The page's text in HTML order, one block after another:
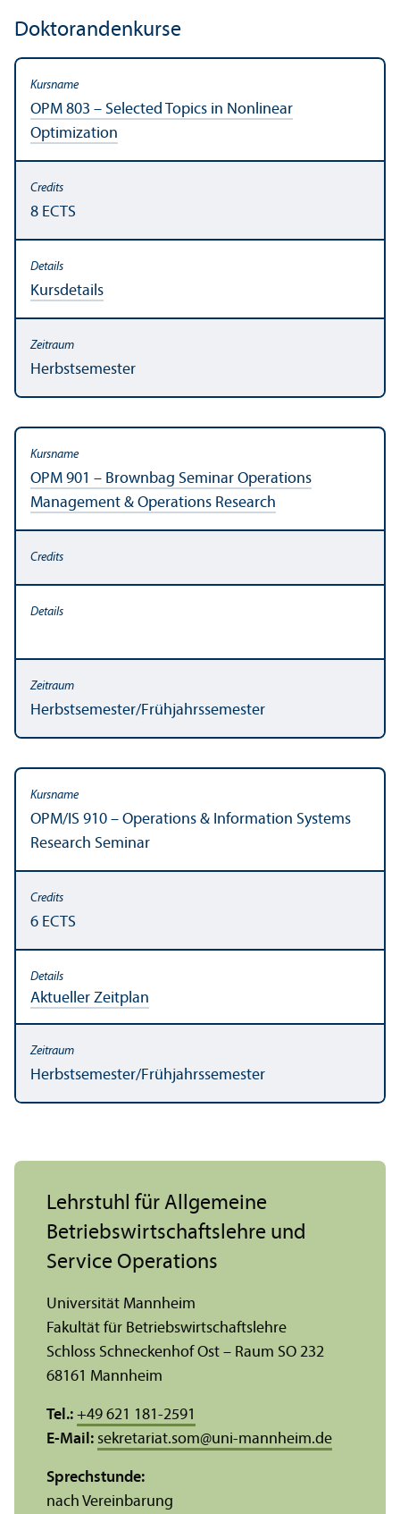
Doktoranden­kurse
OPM 803 – Selected Topics in Nonlinear
Optimization
8 ECTS
Kursdetails
Herbstsemester
OPM 901 – Brownbag Seminar Operations
Management & Operations Research
Herbstsemester/Frühjahrssemester
OPM/ IS 910 – Operations & Information Systems
Research Seminar
6 ECTS
Aktueller Zeitplan
Herbstsemester/Frühjahrssemester
Lehr­stuhl für Allgemeine
Betriebs­wirtschafts­lehre und
Service Operations
Universität Mannheim
Fakultät für Betriebs­wirtschafts­lehre
Schloss Schneckenhof Ost – Raum SO 232
68161 Mannheim
Tel.: +49 621 181-2591
E-Mail: sekretariat.som@uni-mannheim.de
Sprechstunde:
nach Vereinbarung